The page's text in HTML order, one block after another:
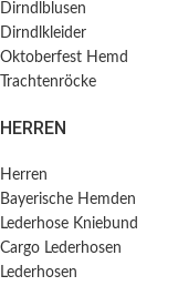
Dirndlblusen
Dirndlkleider
Oktoberfest Hemd
Trachtenröcke
HERREN
Herren
Bayerische Hemden​
Lederhose Kniebund
Cargo Lederhosen
Lederhosen